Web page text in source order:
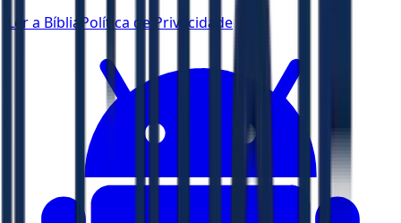
Ler a Bíblia Política de Privacidade